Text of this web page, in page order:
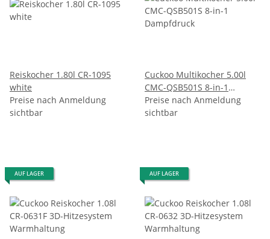
Reiskocher 1.80l CR-1095
white
Preise nach Anmeldung
sichtbar
Cuckoo Multikocher 5.00l
CMC-QSB501S 8-in-1
Dampfdruck
Preise nach Anmeldung
sichtbar
AUF LAGER AUF LAGER